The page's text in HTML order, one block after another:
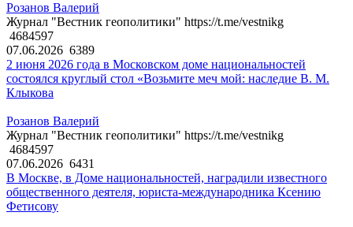
Розанов Валерий
Журнал "Вестник геополитики" https://t.me/vestnikg
4684597
07.06.2026 6389
2 июня 2026 года в Московском доме национальностей
состоялся круглый стол «Возьмите меч мой: наследие В. М.
Клыкова
Розанов Валерий
Журнал "Вестник геополитики" https://t.me/vestnikg
4684597
07.06.2026 6431
В Москве, в Доме национальностей, наградили известного
общественного деятеля, юриста-международника Ксению
Фетисову